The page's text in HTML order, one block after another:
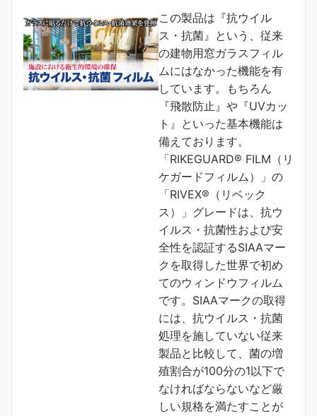
この製品は『抗ウイル
ス・抗菌』という、従来
の建物用窓ガラスフィル
ムにはなかった機能を有
しています。もちろん
『飛散防止』や『UVカッ
ト』といった基本機能は
備えております。
「RIKEGUARD® FILM（リ
ケガードフィルム）」の
「RIVEX®（リベック
ス）」グレードは、抗ウ
イルス・抗菌性および安
全性を認証するSIAAマー
クを取得した世界で初め
てのウィンドウフィルム
です。SIAAマークの取得
には、抗ウイルス・抗菌
処理を施していない従来
製品と比較して、菌の増
殖割合が100分の1以下で
なければならないなど厳
しい規格を満たすことが